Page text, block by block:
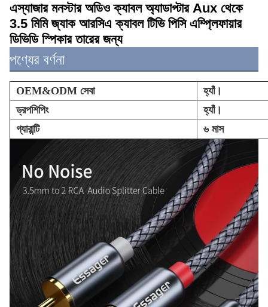
এস্যাজার মনস্টার অডিও ক্যাবল অ্যাডাপ্টার Aux থেকে
3.5 মিমি জ্যাক আরসিএ ক্যাবল টিভি পিসি এম্প্লিফায়ার
ডিভিডি স্পিকার তারের জন্য
পণ্যের বর্ণনা
OEM&ODM সেবা
হ্যাঁ।
ড্রপশিপিং
হ্যাঁ।
গ্যারান্টি
৬ মাস